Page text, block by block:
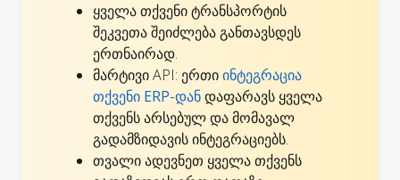
ყველა თქვენი ტრანსპორტის
შეკვეთა შეიძლება განთავსდეს
ერთნაირად.
მარტივი API: ერთიინტეგრაცია
თქვენი ERP-დანდაფარავს ყველა
თქვენს არსებულ და მომავალ
გადამზიდავის ინტეგრაციებს.
თვალი ადევნეთ ყველა თქვენს